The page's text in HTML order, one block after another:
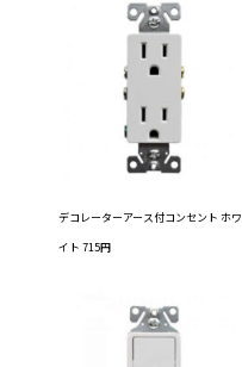
デコレーターアース付コンセント ホワ
イト 715円